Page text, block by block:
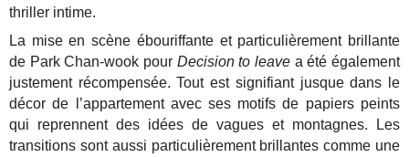
thriller intime.
La mise en scène ébouriffante et particulièrement brillante
de Park Chan-wook pour Decision to leavea été également
justement récompensée. Tout est signifiant jusque dans le
décor de l’appartement avec ses motifs de papiers peints
qui reprennent des idées de vagues et montagnes. Les
transitions sont aussi particulièrement brillantes comme une